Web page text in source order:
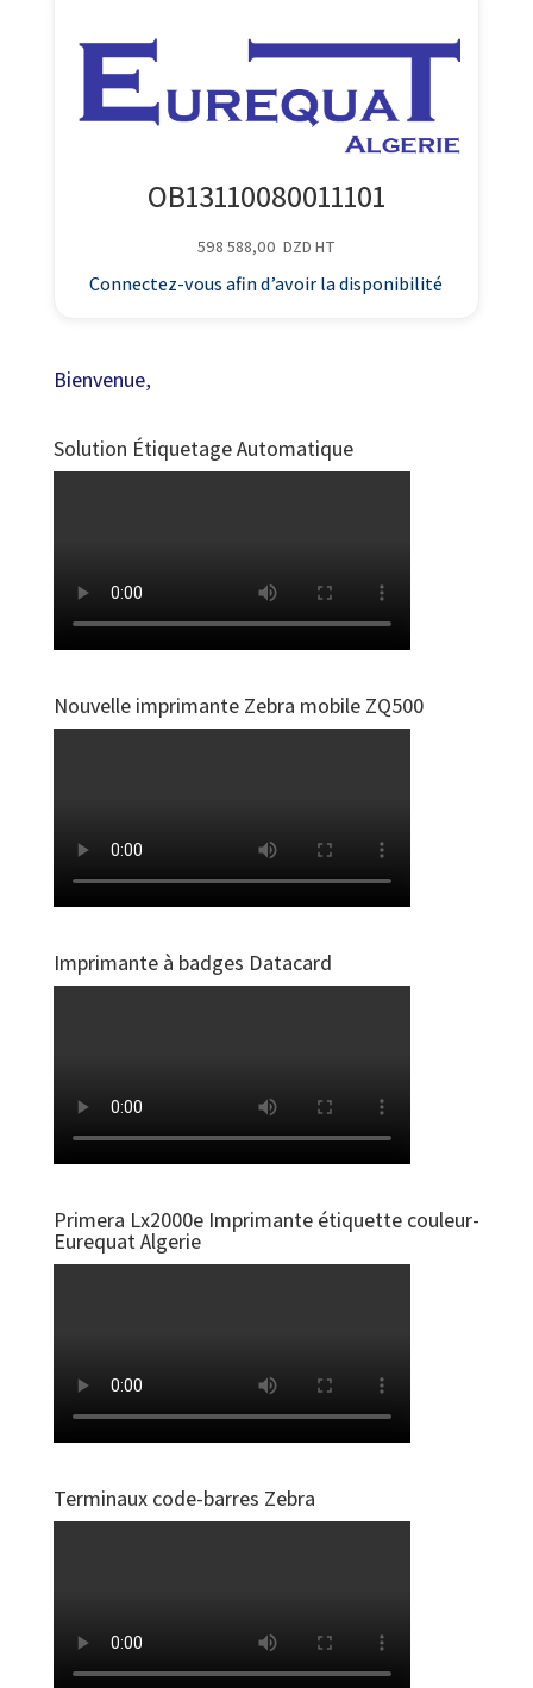
OB13110080011101
598 588,00 DZD HT
Connectez-vous afin d’avoir la disponibilité
Bienvenue,
Solution Étiquetage Automatique
Nouvelle imprimante Zebra mobile ZQ500
Imprimante à badges Datacard
Primera Lx2000e Imprimante étiquette couleur-
Eurequat Algerie
Terminaux code-barres Zebra